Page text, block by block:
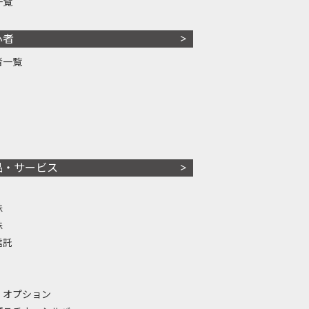
一覧
サービス
託
プション